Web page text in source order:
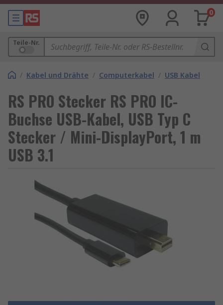
0
Teile-Nr.
/ Kabel und Drähte / Computerkabel / USB Kabel
RS PRO Stecker RS PRO IC-
Buchse USB-Kabel, USB Typ C
Stecker / Mini-DisplayPort, 1 m
USB 3.1